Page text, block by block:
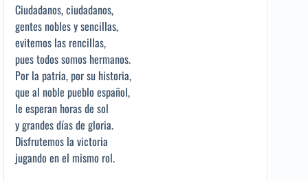
Ciudadanos, ciudadanos,
gentes nobles y sencillas,
evitemos las rencillas,
pues todos somos hermanos.
Por la patria, por su historia,
que al noble pueblo español,
le esperan horas de sol
y grandes días de gloria.
Disfrutemos la victoria
jugando en el mismo rol.